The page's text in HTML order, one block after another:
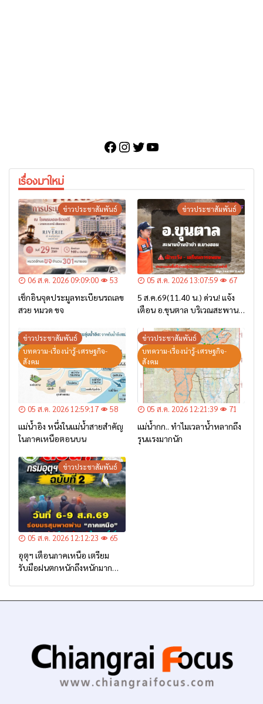
Facebook
Instagram
Twitter
YouTube
เรื่องมาใหม่
ข่าวประชาสัมพันธ์
06 ส.ค. 2026 09:09:00 53
เช็กอินจุดประมูลทะเบียนรถเลข
สวย หมวด ขจ
ข่าวประชาสัมพันธ์
05 ส.ค. 2026 13:07:59 67
5 ส.ค.69(11.40 น.) ด่วน! แจ้ง
เตือน อ.ขุนตาล บริเวณสะพาน
– เตรียมการอพยพ”
ข่าวประชาสัมพันธ์
บทความ-เรื่องน่ารู้-เศรษฐกิจ-
สังคม
05 ส.ค. 2026 12:59:17 58
แม่น้ำอิง หนึ่งในแม่น้ำสายสำคัญ
ในภาคเหนือตอนบน
ข่าวประชาสัมพันธ์
บทความ-เรื่องน่ารู้-เศรษฐกิจ-
สังคม
05 ส.ค. 2026 12:21:39 71
แม่น้ำกก.. ทำไมเวลาน้ำหลากถึง
รุนแรงมากนัก
ข่าวประชาสัมพันธ์
05 ส.ค. 2026 12:12:23 65
อุตุฯ เตือนภาคเหนือ เตรียม
รับมือฝนตกหนักถึงหนักมาก